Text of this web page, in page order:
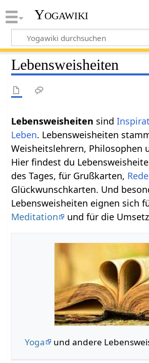
Yogawiki
Lebensweisheiten
Lebensweisheiten sind
Leben. Lebensweisheiten
Weisheitslehrern, Philosophen
Hier findest du
des Tages, für Grußkarten,
Glückwunschkarten. Und
Lebensweisheiten eignen sich
Meditation
und für die
Yoga und andere